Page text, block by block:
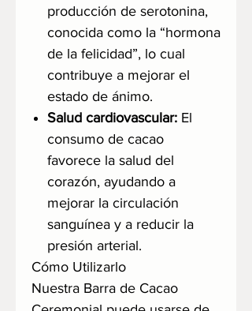
producción de serotonina,
conocida como la “hormona
de la felicidad”, lo cual
contribuye a mejorar el
estado de ánimo.
Salud cardiovascular: El
consumo de cacao
favorece la salud del
corazón, ayudando a
mejorar la circulación
sanguínea y a reducir la
presión arterial.
Cómo Utilizarlo
Nuestra Barra de Cacao